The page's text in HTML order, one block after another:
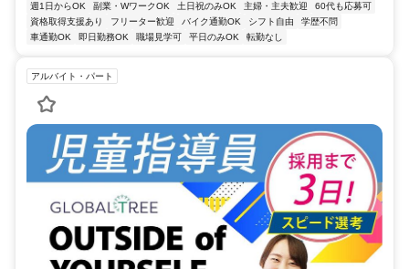
週1日からOK
副業・WワークOK 土日祝のみOK 主婦・主夫歓迎
60代も応募可
資格取得支援あり
フリーター歓迎 バイク通勤OK シフト自由
学歴不問
車通勤OK
即日勤務OK 職場見学可 平日のみOK 転勤なし
アルバイト・パート